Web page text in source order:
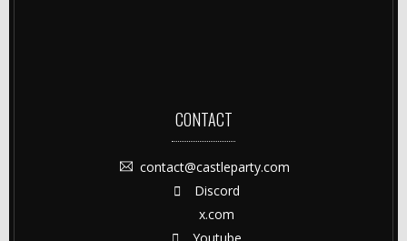
CONTACT
contact@castleparty.com
Discord
x.com